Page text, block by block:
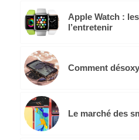
Apple Watch :
l’entretenir
Comment
Le marché des